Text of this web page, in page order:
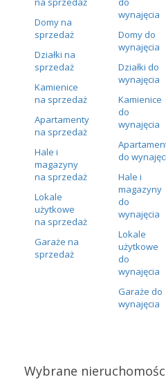
Domy na
sprzedaż
Działki na
sprzedaż
Kamienice
na sprzedaż
Apartamenty
na sprzedaż
Hale i
magazyny
na sprzedaż
Lokale
użytkowe
na sprzedaż
Garaże na
sprzedaż
wynajęcia
Domy do
wynajęcia
Działki do
wynajęcia
Kamienice
do
wynajęcia
do
Hale i
magazyny
do
wynajęcia
Lokale
użytkowe
do
wynajęcia
Garaże do
wynajęcia
Wybrane